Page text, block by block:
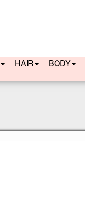
HAIR BODY